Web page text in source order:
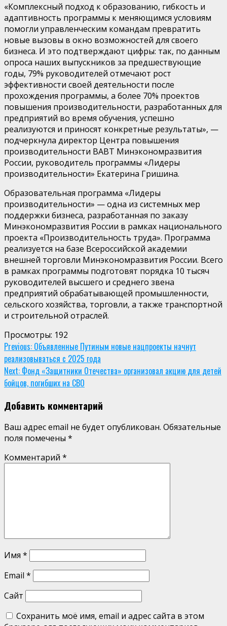
​«Комплексный подход к образованию, гибкость и
адаптивность программы к меняющимся условиям
помогли управленческим командам превратить
новые вызовы в окно возможностей для своего
бизнеса. И это подтверждают цифры: так, по данным
опроса наших выпускников за предшествующие
годы, 79% руководителей отмечают рост
эффективности своей деятельности после
прохождения программы, а более 70% проектов
повышения производительности, разработанных для
предприятий во время обучения, успешно
реализуются и приносят конкретные результаты», —
подчеркнула директор Центра повышения
производительности ВАВТ Минэкономразвития
России, руководитель программы «Лидеры
производительности» Екатерина Гришина.
​Образовательная программа «Лидеры
производительности» — одна из системных мер
поддержки бизнеса, разработанная по заказу
Минэкономразвития России в рамках национального
проекта «Производительность труда». Программа
реализуется на базе Всероссийской академии
внешней торговли Минэкономразвития России. Всего
в рамках программы подготовят порядка 10 тысяч
руководителей высшего и среднего звена
предприятий обрабатывающей промышленности,
сельского хозяйства, торговли, а также транспортной
и строительной отраслей.
Просмотры: 192
Continue
Reading
Previous: Объявленные Путиным новые нацпроекты начнут
реализовываться с 2025 года
Next: Фонд «Защитники Отечества» организовал акцию для детей
бойцов, погибших на СВО
Добавить комментарий
Ваш адрес email не будет опубликован. Обязательные
поля помечены *
Комментарий *
Имя *
Email *
Сайт
Сохранить моё имя, email и адрес сайта в этом